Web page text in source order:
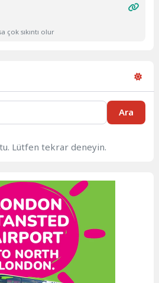
çok sıkıntı olur
Ara
Lütfen tekrar deneyin.